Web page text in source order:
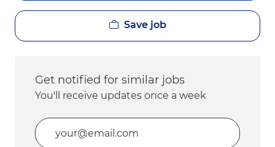
Save job
Get notified for similar jobs
You'll receive updates once a week
Enter Email address (Required)